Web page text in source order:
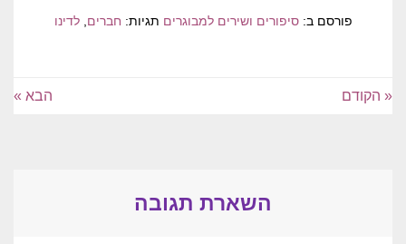
פורסם ב:סיפורים ושירים למבוגרים תגיות: חברים ,לדינו
« הקודם הבא »
השארת תגובה